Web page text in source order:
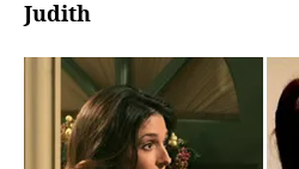
Judith